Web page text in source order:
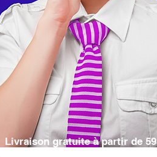
Livraison gratuite à partir de